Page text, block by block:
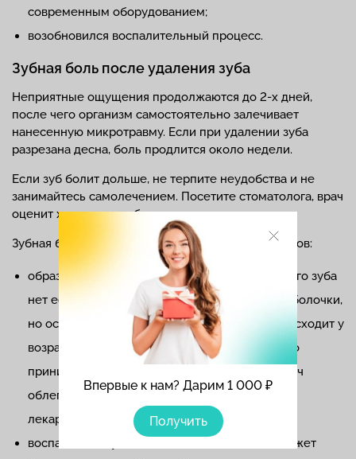
Впервые к нам? Дарим 1 000 ₽
Получить
современным оборудованием;
возобновился воспалительный процесс.
Зубная боль после удаления зуба
Неприятные ощущения продолжаются до 2-х дней,
после чего организм самостоятельно залечивает
нанесенную микротравму. Если при удалении зуба
разрезана десна, боль продлится около недели.
Если зуб болит дольше, не терпите неудобства и не
занимайтесь самолечением. Посетите стоматолога, врач
оценит характер проблемы и поможет вам.
Зубная боль может быть связана с рядом факторов:
образовалась сухая лунка. На месте удаленного зуба
нет естественной защиты в виде слизистой оболочки,
но остался участок оголенной кости. Так происходит у
возрастных пациентов, курильщиков и тех, кто
принимает определенные виды лекарств. Врач
облегчит состояние, наложив повязку с
лекарственными препаратами;
воспалились зубные альвеолы. Альвеолит может